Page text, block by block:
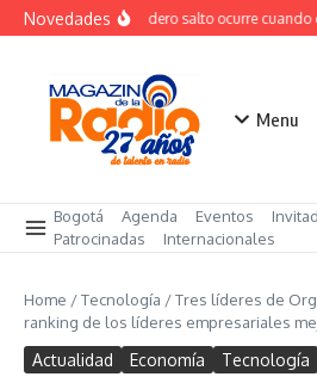
Saltar al contenido
NovedadesEl verdadero salto ocurre cuando
Menu
Bogotá Agenda Eventos
Patrocinadas
Internacionales
Home /Tecnología /Tres líderes de
ranking de los líderes empresariales
Actualidad Economía Tecnología